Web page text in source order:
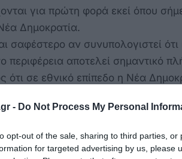
- Do Not Process My Personal
opt-out of the sale, sharing to third parties,
for targeted advertising by us, please
για πρώτη φορά εκεί όπου
Δημοκρατία.
σαφέστερο αν συνυπολογιστεί ότι
αποτελεί σημαντικό
σε εθνικό επίπεδο η Νέα
η πρωτιά της δεν
τέσσερις ακόμη παρατάξεις.
ανατροπή, χρειάζεται το